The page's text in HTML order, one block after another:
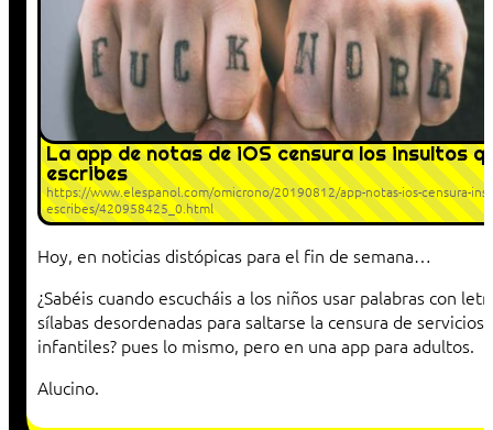
La app de notas de iOS censura los insultos
escribes
https://www.elespanol.com/omicrono/20190812/app-notas-ios-censura-
escribes/420958425_0.html
Hoy, en noticias distópicas para el fin de semana…
¿Sabéis cuando escucháis a los niños usar palabras con
sílabas desordenadas para saltarse la censura de servicios
infantiles? pues lo mismo, pero en una app para adultos.
Alucino.